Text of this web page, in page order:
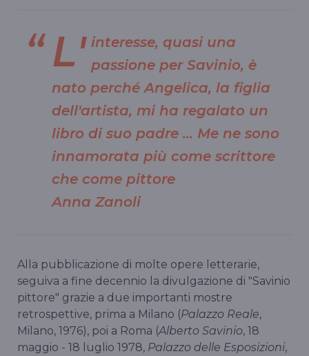
L' interesse, quasi una
passione per Savinio, è
nato perché Angelica, la figlia
dell'artista, mi ha regalato un
libro di suo padre … Me ne sono
innamorata più come scrittore
che come pittore
Anna Zanoli
Alla pubblicazione di molte opere letterarie,
seguiva a fine decennio la divulgazione di "Savinio
pittore" grazie a due importanti mostre
retrospettive, prima a Milano (Palazzo Reale,
Milano, 1976), poi a Roma (Alberto Savinio, 18
maggio - 18 luglio 1978, Palazzo delle Esposizioni,